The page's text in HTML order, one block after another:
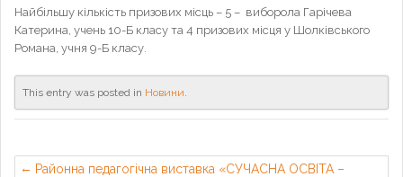
Найбільшу кількість призових місць – 5 – виборола Гарічева
Катерина, учень 10-Б класу та 4 призових місця у Шолківського
Романа, учня 9-Б класу.
This entry was posted in Новини.
Районна педагогічна виставка «СУЧАСНА ОСВІТА –